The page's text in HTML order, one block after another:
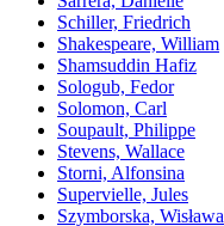
Schiller, Friedrich
Shakespeare, William
Shamsuddin Hafiz
Sologub, Fedor
Solomon, Carl
Soupault, Philippe
Stevens, Wallace
Storni, Alfonsina
Supervielle, Jules
Szymborska, Wisława